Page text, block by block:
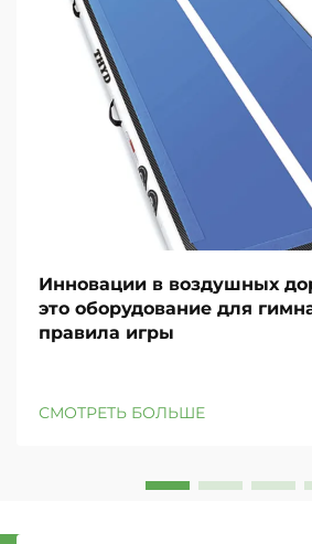
Инновации в воздушных
это оборудование для
правила игры
СМОТРЕТЬ БОЛЬШЕ